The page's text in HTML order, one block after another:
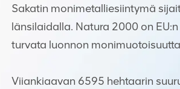
Sakatin monimetalliesiintymä
länsilaidalla. Natura 2000 on
turvata luonnon
Viiankiaavan 6595 hehtaarin